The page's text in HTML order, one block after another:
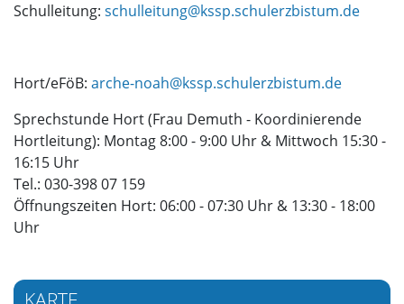
Schulleitung: schulleitung@kssp.schulerzbistum.de
Hort/eFöB: arche-noah@kssp.schulerzbistum.de
Sprechstunde Hort (Frau Demuth - Koordinierende
Hortleitung): Montag 8:00 - 9:00 Uhr & Mittwoch 15:30 -
16:15 Uhr
Tel.: 030-398 07 159
Öffnungszeiten Hort: 06:00 - 07:30 Uhr & 13:30 - 18:00
Uhr